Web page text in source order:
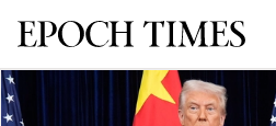
Svenska Epoch Times